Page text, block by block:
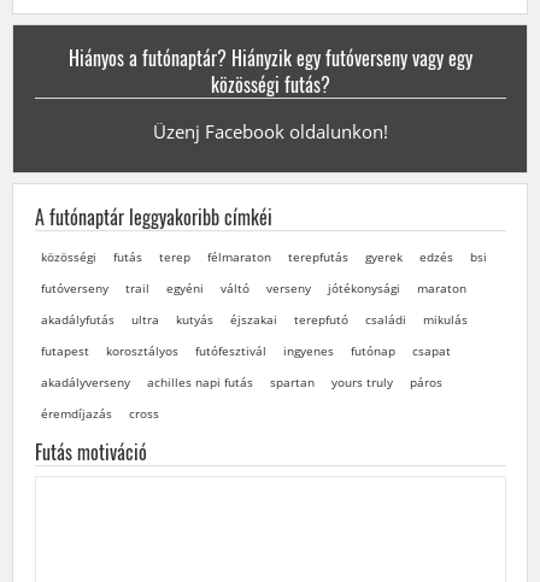
Hiányos a futónaptár? Hiányzik egy futóverseny vagy egy
közösségi futás?
Üzenj Facebook oldalunkon!
A futónaptár leggyakoribb címkéi
közösségi futás terep félmaraton terepfutás gyerek edzés
bsi
futóverseny
trail egyéni váltó verseny jótékonysági
maraton
akadályfutás
ultra kutyás éjszakai terepfutó családi
mikulás
futapest
korosztályos futófesztivál ingyenes futónap
csapat
akadályverseny
achilles napi futás spartan yours truly
páros
éremdíjazás
cross
Futás motiváció